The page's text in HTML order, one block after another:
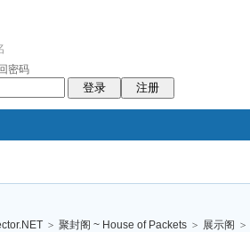
密码
登录 注册
褦 > 聚封阁 ~ House of Packets > 展示阁 >